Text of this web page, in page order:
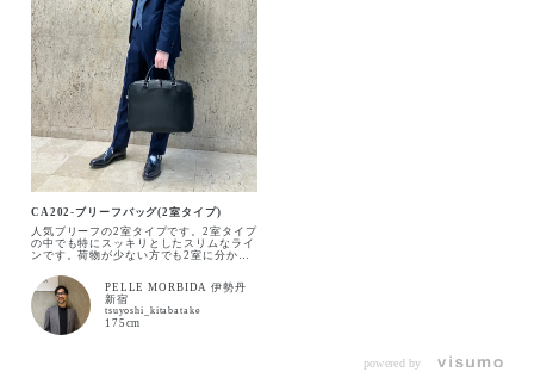
BLACK
カートに入れる
CA202-ブリーフバッグ(2室タイプ)
人気ブリーフの2室タイプです。2室タイプ
の中でも特にスッキリとしたスリムなライ
ンです。荷物が少ない方でも2室に分かれ
ショルダーストラップ付きなので荷物が重
い日には重宝すると思います！
PELLE MORBIDA 伊勢丹
新宿
tsuyoshi_kitabatake
175cm
powered by